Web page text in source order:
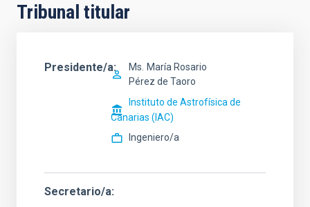
Tribunal titular
Presidente/a Ms.
María Rosario
Pérez de Taoro
Instituto de Astrofísica de
Canarias (IAC)
Ingeniero/a
Secretario/a